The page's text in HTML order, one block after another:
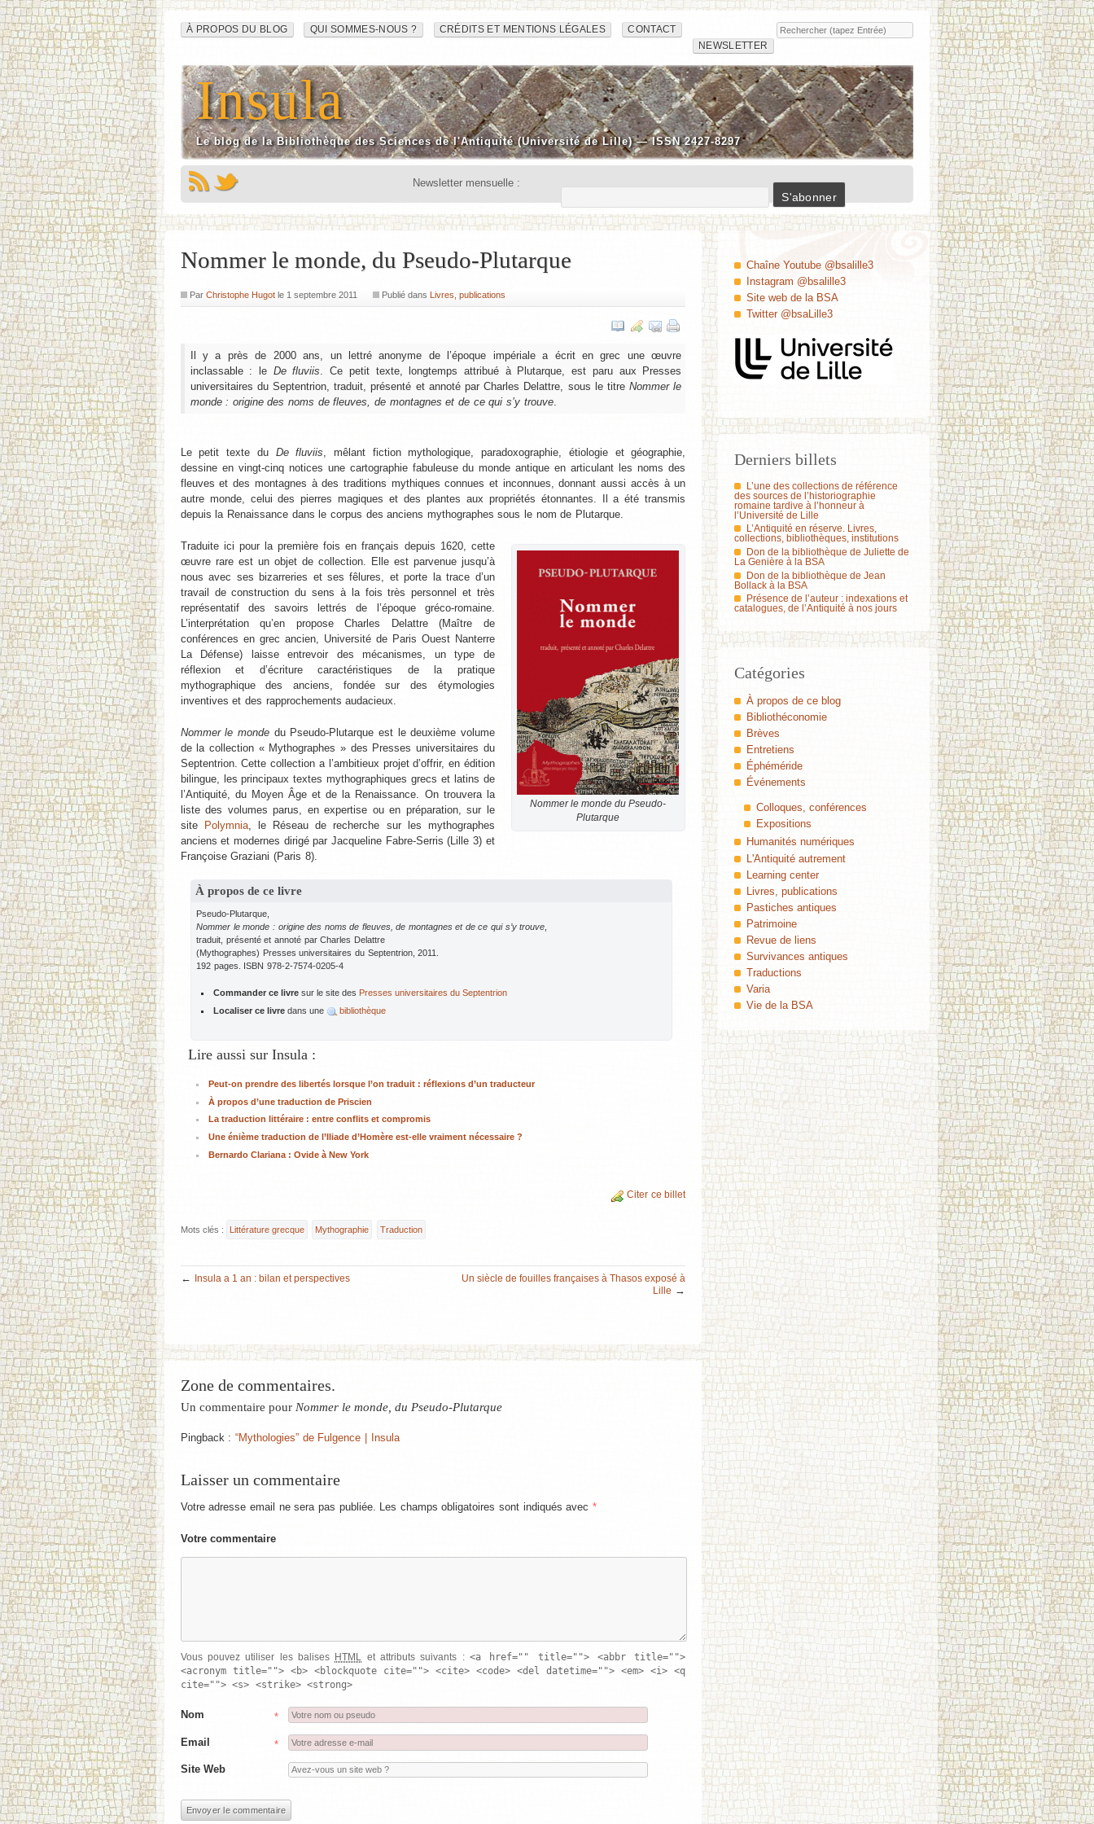
Rechercher
Navigation
du
site
Aller
À PROPOS DU BLOG QUI SOMMES-NOUS ? CRÉDITS ET MENTIONS LÉGALES
CONTACT
NEWSLETTER
Insula
Le blog de la Bibliothèque des Sciences de l'Antiquité (Université de Lille) — ISSN 2427-8297
Newsletter mensuelle :
Nommer le monde, du Pseudo-Plutarque
Par Christophe Hugotle 1 septembre 2011 Publié dansLivres, publications
Il y a près de 2000 ans, un lettré anonyme de l’époque impériale a écrit en grec une œuvre
inclassable : le De fluviis . Ce petit texte, longtemps attribué à Plutarque, est paru aux Presses
universitaires du Septentrion, traduit, présenté et annoté par Charles Delattre, sous le titreNommer le
monde : origine des noms de fleuves, de montagnes et de ce qui s’y trouve.
Le petit texte du De fluviis, mêlant fiction mythologique, paradoxographie, étiologie et géographie,
dessine en vingt-cinq notices une cartographie fabuleuse du monde antique en articulant les noms des
fleuves et des montagnes à des traditions mythiques connues et inconnues, donnant aussi accès à un
autre monde, celui des pierres magiques et des plantes aux propriétés étonnantes. Il a été transmis
depuis la Renaissance dans le corpus des anciens mythographes sous le nom de Plutarque.
Nommer le monde du Pseudo-
Plutarque
Traduite ici pour la première fois en français depuis 1620, cette
œuvre rare est un objet de collection. Elle est parvenue jusqu’à
nous avec ses bizarreries et ses fêlures, et porte la trace d’un
travail de construction du sens à la fois très personnel et très
représentatif des savoirs lettrés de l’époque gréco-romaine.
L’interprétation qu’en propose Charles Delattre (Maître de
conférences en grec ancien, Université de Paris Ouest Nanterre
La Défense) laisse entrevoir des mécanismes, un type de
réflexion et d’écriture caractéristiques de la pratique
mythographique des anciens, fondée sur des étymologies
inventives et des rapprochements audacieux.
Nommer le mondedu Pseudo-Plutarque est le deuxième volume
de la collection « Mythographes » des Presses universitaires du
Septentrion. Cette collection a l’ambitieux projet d’offrir, en édition
bilingue, les principaux textes mythographiques grecs et latins de
l’Antiquité, du Moyen Âge et de la Renaissance. On trouvera la
liste des volumes parus, en expertise ou en préparation, sur le
site Polymnia, le Réseau de recherche sur les mythographes
anciens et modernes dirigé par Jacqueline Fabre-Serris (Lille 3) et
Françoise Graziani (Paris 8).
À propos de ce livre
Pseudo-Plutarque,
Nommer le monde : origine des noms de fleuves, de montagnes et de ce qui s’y trouve
traduit, présenté et annoté par Charles Delattre
(Mythographes) Presses universitaires du Septentrion, 2011.
192 pages. ISBN 978-2-7574-0205-4
Commander ce livre sur le site des Presses universitaires du Septentrion
Localiser ce livre dans une bibliothèque
Lire aussi sur Insula :
Peut-on prendre des libertés lorsque l’on traduit : réflexions d’un traducteur
À propos d’une traduction de Priscien
La traduction littéraire : entre conflits et compromis
Une énième traduction de l’Iliade d’Homère est-elle vraiment nécessaire ?
Bernardo Clariana : Ovide à New York
Citer ce billet
Mots clés : Littérature grecque Mythographie Traduction
← Insula a 1 an : bilan et perspectives
Un siècle de fouilles françaises à Thasos exposé à
Lille →
Zone de commentaires.
Un commentaire pour Nommer le monde, du Pseudo-Plutarque
Pingback : “Mythologies” de Fulgence | Insula
Laisser un commentaire
Votre adresse email ne sera pas publiée. Les champs obligatoires sont indiqués avec*
Votre commentaire
Vous pouvez utiliser les balises HTML et attributs suivants : <a href="" title=""> <abbr title="">
<acronym title=""> <b> <blockquote cite=""> <cite> <code> <del datetime=""> <em> <i> <q
cite=""> <s> <strike> <strong>
Nom *
Email *
Site Web
Chaîne Youtube @bsalille3
Instagram @bsalille3
Site web de la BSA
Twitter @bsaLille3
Derniers billets
L’une des collections de référence
des sources de l’historiographie
romaine tardive à l’honneur à
l’Université de Lille
L’Antiquité en réserve. Livres,
collections, bibliothèques, institutions
Don de la bibliothèque de Juliette de
La Genière à la BSA
Don de la bibliothèque de Jean
Bollack à la BSA
Présence de l’auteur : indexations et
catalogues, de l’Antiquité à nos jours
Catégories
À propos de ce blog
Bibliothéconomie
Brèves
Entretiens
Éphéméride
Événements
Colloques, conférences
Expositions
Humanités numériques
L'Antiquité autrement
Learning center
Livres, publications
Pastiches antiques
Patrimoine
Revue de liens
Survivances antiques
Traductions
Varia
Vie de la BSA